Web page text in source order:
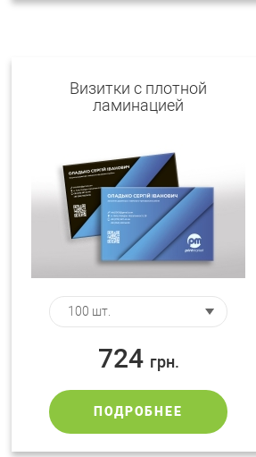
Визитки c плотной
ламинацией
724 грн.
ПОДРОБНЕЕ